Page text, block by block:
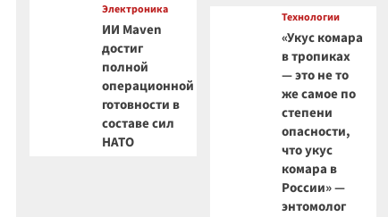
Электроника
ИИ Maven
достиг
полной
операционной
готовности в
составе сил
НАТО
Технологии
«Укус комара
в тропиках
— это не то
же самое по
степени
опасности,
что укус
комара в
России» —
энтомолог